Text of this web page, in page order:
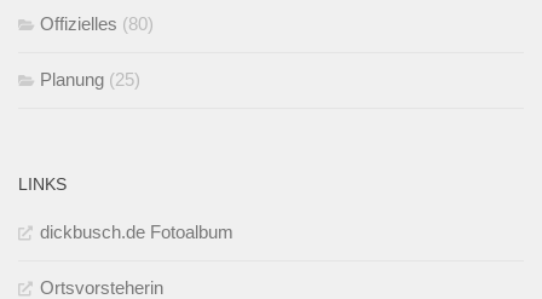
Offizielles (80)
Planung (25)
LINKS
dickbusch.de Fotoalbum
Ortsvorsteherin